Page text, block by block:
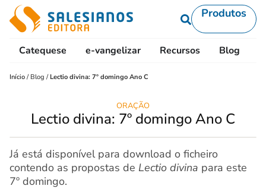
Produtos
Catequese e-vangelizar Recursos Blog
Início / Blog /Lectio divina: 7º domingo Ano C
ORAÇÃO
Lectio divina: 7º domingo Ano C
Já está disponível para download o ficheiro
contendo as propostas de Lectio divina para este
7º domingo.